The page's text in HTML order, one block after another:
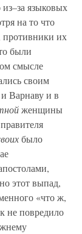
языковых
на то что
противники их
были
смысле
своим
Варнаву и в
женщины
было
этот выпад,
«что ж,
не повредило